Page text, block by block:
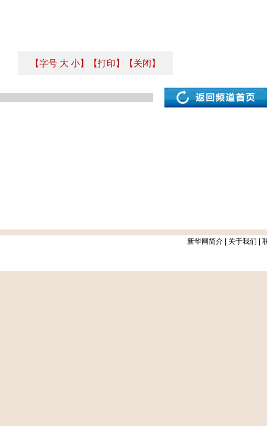
【字号 大 小】 【打印】 【关闭】
新华网简介 关于我们